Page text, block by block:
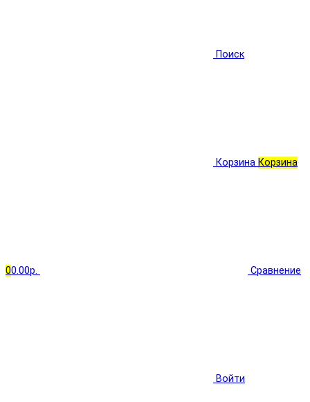
Поиск
Корзина Корзина
00.00р. Сравнение
Войти